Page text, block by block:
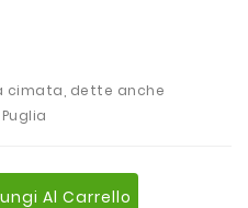
cimata, dette anche
Al Carrello